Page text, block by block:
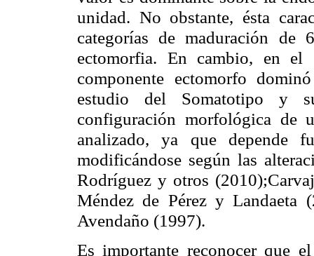
unidad. No obstante, ésta
categorías de maduración
ectomorfia. En cambio, en el
componente ectomorfo
estudio del Somatotipo y su
configuración morfológica de
analizado, ya que depende
modificándose según las
Rodríguez y otros (2010)
Méndez de Pérez yLandaeta
Avendaño (1997).
Es importante reconocer que